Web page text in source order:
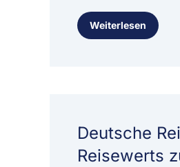
Weiterlesen
Deutsche
Reisewerts